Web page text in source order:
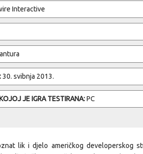
Interactive
30. svibnja 2013.
JE IGRA TESTIRANA:PC
lik i djelo američkog developerskog